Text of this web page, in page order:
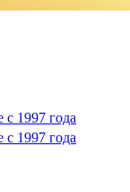
с 1997 года
с 1997 года